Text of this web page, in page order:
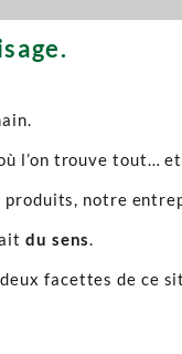
l’on trouve tout…
produits, notre
aitdu sens.
facettes de ce